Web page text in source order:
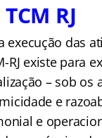
RJ
das
existe para
– sob os
e
e